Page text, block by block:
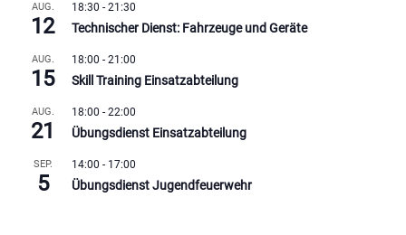
AUG.
12
18:30 - 21:30
Technischer Dienst: Fahrzeuge und Geräte
AUG.
15
18:00 - 21:00
Skill Training Einsatzabteilung
AUG.
21
18:00 - 22:00
Übungsdienst Einsatzabteilung
SEP.
5
14:00 - 17:00
Übungsdienst Jugendfeuerwehr